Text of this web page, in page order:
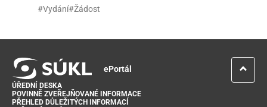
#Vydání#Žádost
ePortál
ÚŘEDNÍ DESKA
POVINNĚ ZVEŘEJŇOVANÉ INFORMACE
PŘEHLED DŮLEŽITÝCH INFORMACÍ